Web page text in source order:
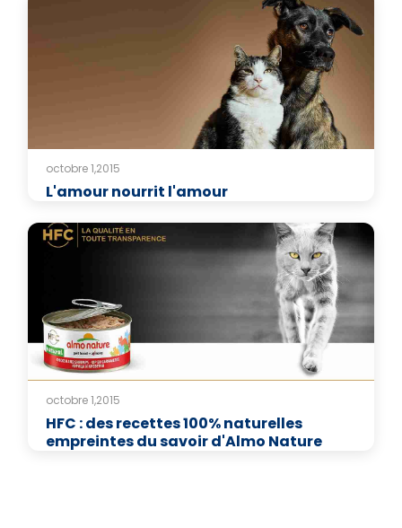
octobre 1,2015
L'amour nourrit l'amour
octobre 1,2015
HFC : des recettes 100% naturelles
empreintes du savoir d'Almo Nature